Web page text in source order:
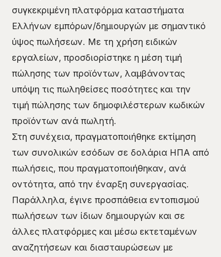
συγκεκριμένη πλατφόρμα καταστήματα
Ελλήνων εμπόρων/δημιουργών με σημαντικό
ύψος πωλήσεων. Με τη χρήση ειδικών
εργαλείων, προσδιορίστηκε η μέση τιμή
πώλησης των προϊόντων, λαμβάνοντας
υπόψη τις πωληθείσες ποσότητες και την
τιμή πώλησης των δημοφιλέστερων κωδικών
προϊόντων ανά πωλητή.
Στη συνέχεια, πραγματοποιήθηκε εκτίμηση
των συνολικών εσόδων σε δολάρια ΗΠΑ από
πωλήσεις, που πραγματοποιήθηκαν, ανά
οντότητα, από την έναρξη συνεργασίας.
Παράλληλα, έγινε προσπάθεια εντοπισμού
πωλήσεων των ίδιων δημιουργών και σε
άλλες πλατφόρμες και μέσω εκτεταμένων
αναζητήσεων και διασταυρώσεων με